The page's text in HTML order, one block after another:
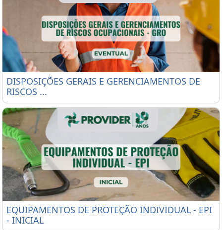
DISPOSIÇÕES GERAIS E GERENCIAMENTOS DE
DISPOSIÇÕES GERAIS E GERENCIAMENTOS DE
RISCOS ...
EQUIPAMENTOS DE PROTEÇÃO INDIVIDUAL - EPI -
EQUIPAMENTOS DE PROTEÇÃO INDIVIDUAL - EPI
- INICIAL